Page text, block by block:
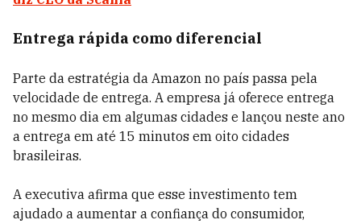
Entrega rápida como diferencial
Parte da estratégia da Amazon no país passa pela
velocidade de entrega. A empresa já oferece entrega
no mesmo dia em algumas cidades e lançou neste ano
a entrega em até 15 minutos em oito cidades
brasileiras.
A executiva afirma que esse investimento tem
ajudado a aumentar a confiança do consumidor,